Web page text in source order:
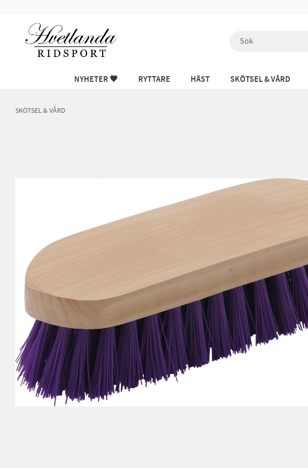
NYHETER 🖤 RYTTARE HÄST SKÖTSEL & VÅRD
SKÖTSEL & VÅRD